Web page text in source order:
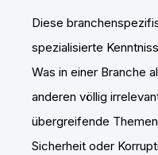
Diese
spezialisierte
Was in einer Branche
anderen völlig
übergreifende
Sicherheit oder